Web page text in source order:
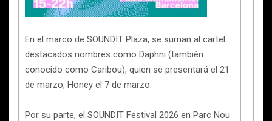
En el marco de SOUNDIT Plaza, se suman al cartel
destacados nombres como Daphni (también
conocido como Caribou), quien se presentará el 21
de marzo, Honey el 7 de marzo.
Por su parte, el SOUNDIT Festival 2026 en Parc Nou